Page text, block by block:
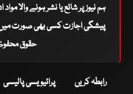
ہم نیوز پر شائع یا نشر ہونے والا
پیشگی اجازت کسی بھی صورت میں
حقوق محفوظ
رابطہ کریں پرائیویسی پالیسی